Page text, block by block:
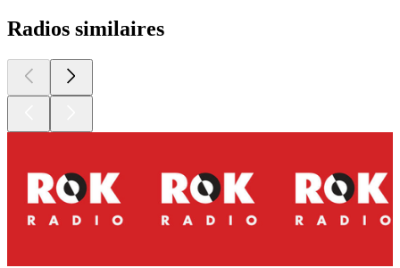
Radios similaires